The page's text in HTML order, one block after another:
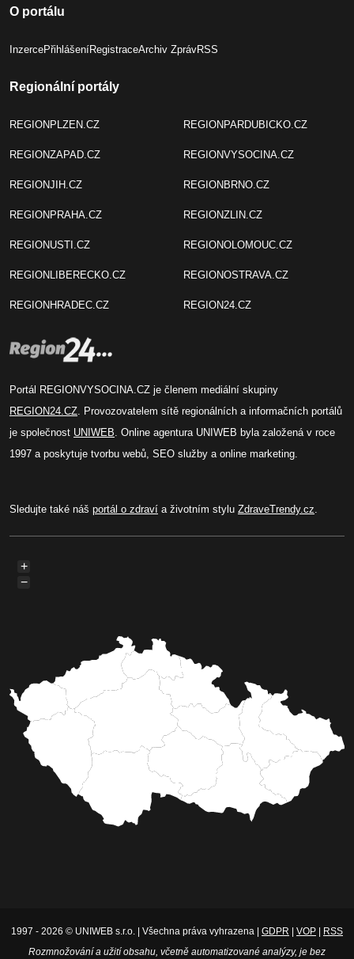
O portálu
InzercePřihlášeníRegistraceArchiv ZprávRSS
Regionální portály
REGIONPLZEN.CZ
REGIONZAPAD.CZ
REGIONJIH.CZ
REGIONPRAHA.CZ
REGIONUSTI.CZ
REGIONLIBERECKO.CZ
REGIONHRADEC.CZ
REGIONPARDUBICKO.CZ
REGIONVYSOCINA.CZ
REGIONBRNO.CZ
REGIONZLIN.CZ
REGIONOLOMOUC.CZ
REGIONOSTRAVA.CZ
REGION24.CZ
Portál REGIONVYSOCINA.CZ je členem mediální skupiny
REGION24.CZ . Provozovatelem sítě regionálních a informačních portálů
je společnost UNIWEB . Online agentura UNIWEB byla založená v roce
1997 a poskytuje tvorbu webů, SEO služby a online marketing.
Sledujte také náš portál o zdraví a životním stylu ZdraveTrendy.cz
+
−
1997 - 2026 © UNIWEB s.r.o. | Všechna práva vyhrazena | GDPR | VOP | RSS
Rozmnožování a užití obsahu, včetně automatizované analýzy, je bez